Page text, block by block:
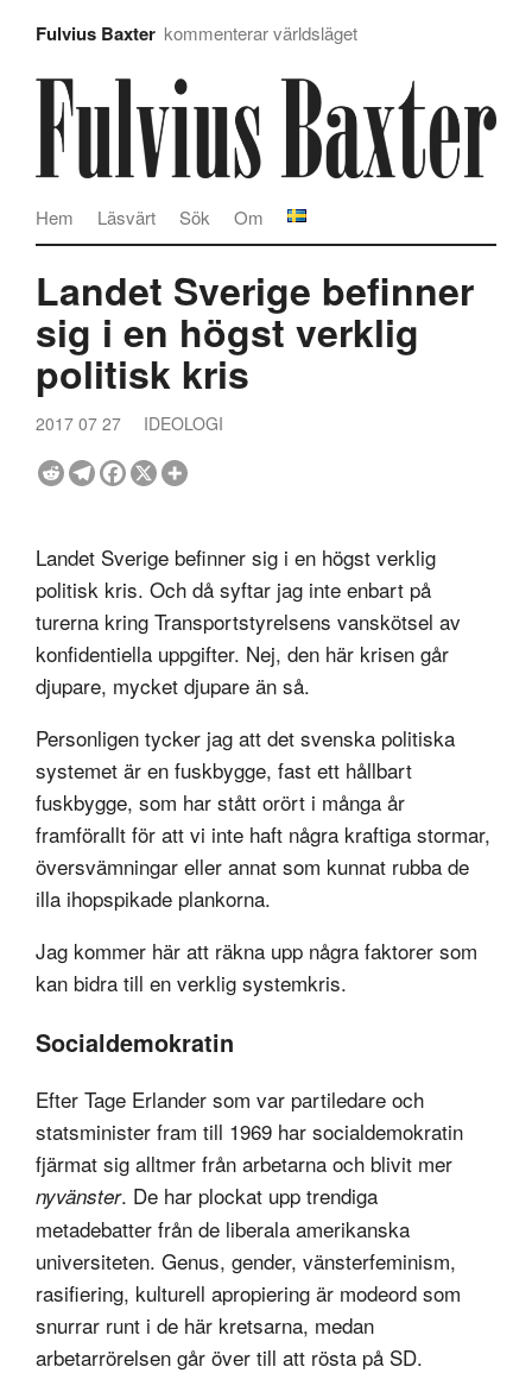
Fulvius Baxter kommenterar världsläget
Om
Sök
Läsvärt
Hem
Landet Sverige befinner
sig i en högst verklig
politisk kris
2017 07 27 IDEOLOGI
Landet Sverige befinner sig i en högst verklig
politisk kris. Och då syftar jag inte enbart på
turerna kring Transportstyrelsens vanskötsel av
konfidentiella uppgifter. Nej, den här krisen går
djupare, mycket djupare än så.
Personligen tycker jag att det svenska politiska
systemet är en fuskbygge, fast ett hållbart
fuskbygge, som har stått orört i många år
framförallt för att vi inte haft några kraftiga stormar,
översvämningar eller annat som kunnat rubba de
illa ihopspikade plankorna.
Jag kommer här att räkna upp några faktorer som
kan bidra till en verklig systemkris.
Socialdemokratin
Efter Tage Erlander som var partiledare och
statsminister fram till 1969 har socialdemokratin
fjärmat sig alltmer från arbetarna och blivit mer
nyvänster. De har plockat upp trendiga
metadebatter från de liberala amerikanska
universiteten. Genus, gender, vänsterfeminism,
rasifiering, kulturell apropiering är modeord som
snurrar runt i de här kretsarna, medan
arbetarrörelsen går över till att rösta på SD.